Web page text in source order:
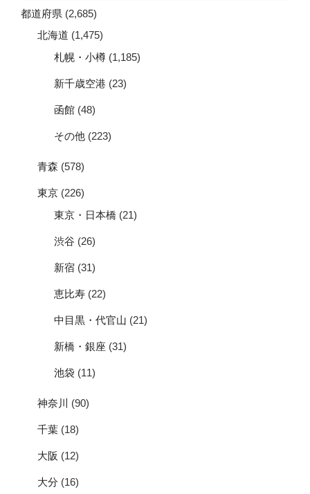
都道府県 (2,685)
北海道 (1,475)
札幌・小樽 (1,185)
新千歳空港 (23)
函館 (48)
その他 (223)
青森 (578)
東京 (226)
東京・日本橋 (21)
渋谷 (26)
新宿 (31)
恵比寿 (22)
中目黒・代官山 (21)
新橋・銀座 (31)
池袋 (11)
神奈川 (90)
千葉 (18)
大阪 (12)
大分 (16)